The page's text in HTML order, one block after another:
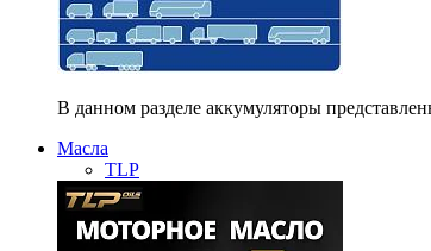
В данном разделе аккумуляторы
Масла
TLP